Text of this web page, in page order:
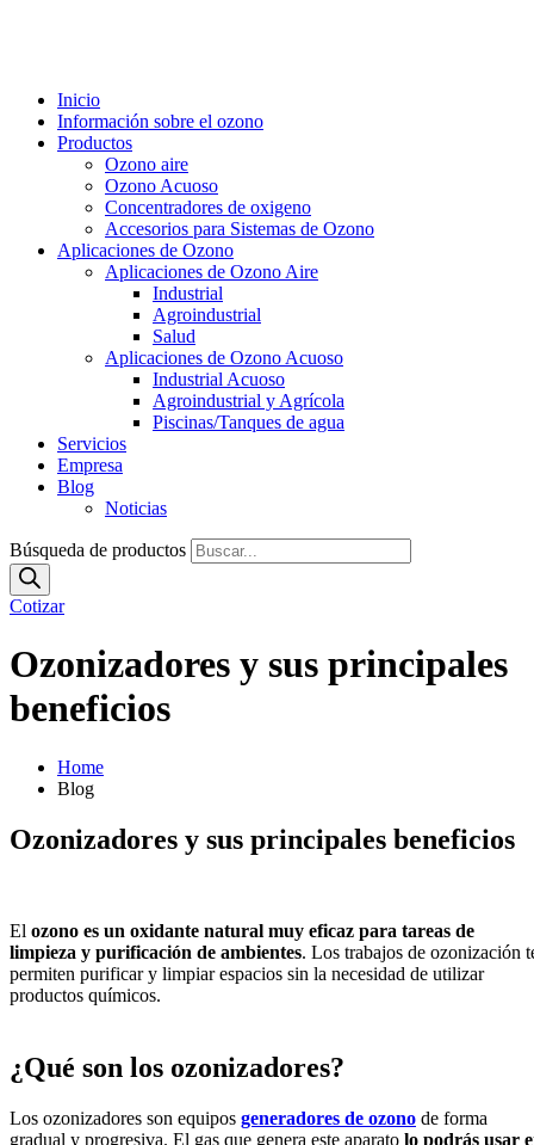
Inicio
Información sobre el ozono
Productos
Ozono aire
Ozono Acuoso
Concentradores de oxigeno
Accesorios para Sistemas de Ozono
Aplicaciones de Ozono
Aplicaciones de Ozono Aire
Industrial
Agroindustrial
Salud
Aplicaciones de Ozono Acuoso
Industrial Acuoso
Agroindustrial y Agrícola
Piscinas/Tanques de agua
Servicios
Empresa
Blog
Noticias
Búsqueda de productos
Cotizar
Ozonizadores y sus principales
beneficios
Home
Blog
Ozonizadores y sus principales beneficios
El ozono es un oxidante natural muy eficaz para tareas de
limpieza y purificación de ambientes. Los trabajos de ozonización
permiten purificar y limpiar espacios sin la necesidad de utilizar
productos químicos.
¿Qué son los ozonizadores?
Los ozonizadores son equipos generadores de ozono de forma
gradual y progresiva. El gas que genera este aparato lo podrás usar